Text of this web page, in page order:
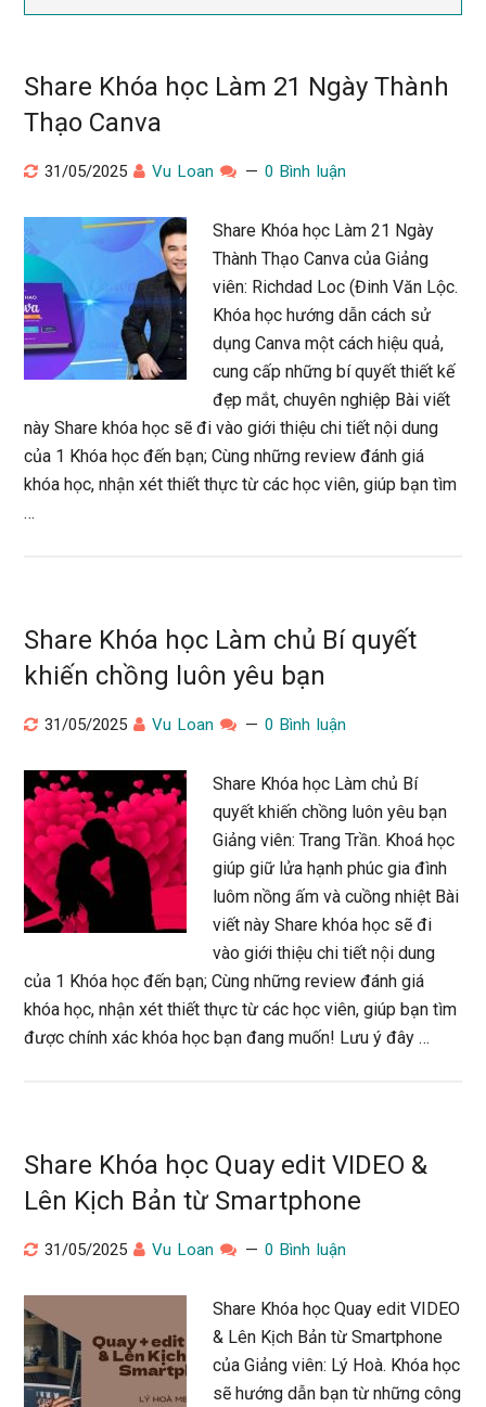
Share Khóa học Làm 21 Ngày Thành
Thạo Canva
31/05/2025 Vu Loan 0 Bình luận
Share Khóa học Làm 21 Ngày
Thành Thạo Canva của Giảng
viên: Richdad Loc (Đinh Văn Lộc.
Khóa học hướng dẫn cách sử
dụng Canva một cách hiệu quả,
cung cấp những bí quyết thiết kế
đẹp mắt, chuyên nghiệp Bài viết
này Share khóa học sẽ đi vào giới thiệu chi tiết nội dung
của 1 Khóa học đến bạn; Cùng những review đánh giá
khóa học, nhận xét thiết thực từ các học viên, giúp bạn tìm
…
Share Khóa học Làm chủ Bí quyết
khiến chồng luôn yêu bạn
31/05/2025 Vu Loan 0 Bình luận
Share Khóa học Làm chủ Bí
quyết khiến chồng luôn yêu bạn
Giảng viên: Trang Trần. Khoá học
giúp giữ lửa hạnh phúc gia đình
luôm nồng ấm và cuồng nhiệt Bài
viết này Share khóa học sẽ đi
vào giới thiệu chi tiết nội dung
của 1 Khóa học đến bạn; Cùng những review đánh giá
khóa học, nhận xét thiết thực từ các học viên, giúp bạn tìm
được chính xác khóa học bạn đang muốn! Lưu ý đây …
Share Khóa học Quay edit VIDEO &
Lên Kịch Bản từ Smartphone
31/05/2025 Vu Loan 0 Bình luận
Share Khóa học Quay edit VIDEO
& Lên Kịch Bản từ Smartphone
của Giảng viên: Lý Hoà. Khóa học
sẽ hướng dẫn bạn từ những công